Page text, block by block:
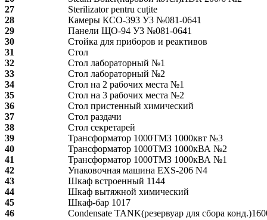
27
Sterilizator pentru cuțite
28
Камеры КСО-393 У3 №081-0641
29
Панели ЩО-94 У3 №081-0641
30
Стойка для приборов и реактивов
31
Стол
32
Стол лабораторный №1
33
Стол лабораторный №2
34
Стол на 2 рабочих места №1
35
Стол на 3 рабочих места №2
36
Стол пристенный химический
37
Стол раздачи
38
Стол секретарей
39
Трансформатор 1000ТМЗ 1000квт №3
40
Трансформатор 1000ТМЗ 1000кВА №2
41
Трансформатор 1000ТМЗ 1000кВА №1
42
Упаковочная машина EXS-206 N4
43
Шкаф встроенный 1144
44
Шкаф вытяжной химический
45
Шкаф-бар 1017
46
Condensate TANK(резервуар для сбора